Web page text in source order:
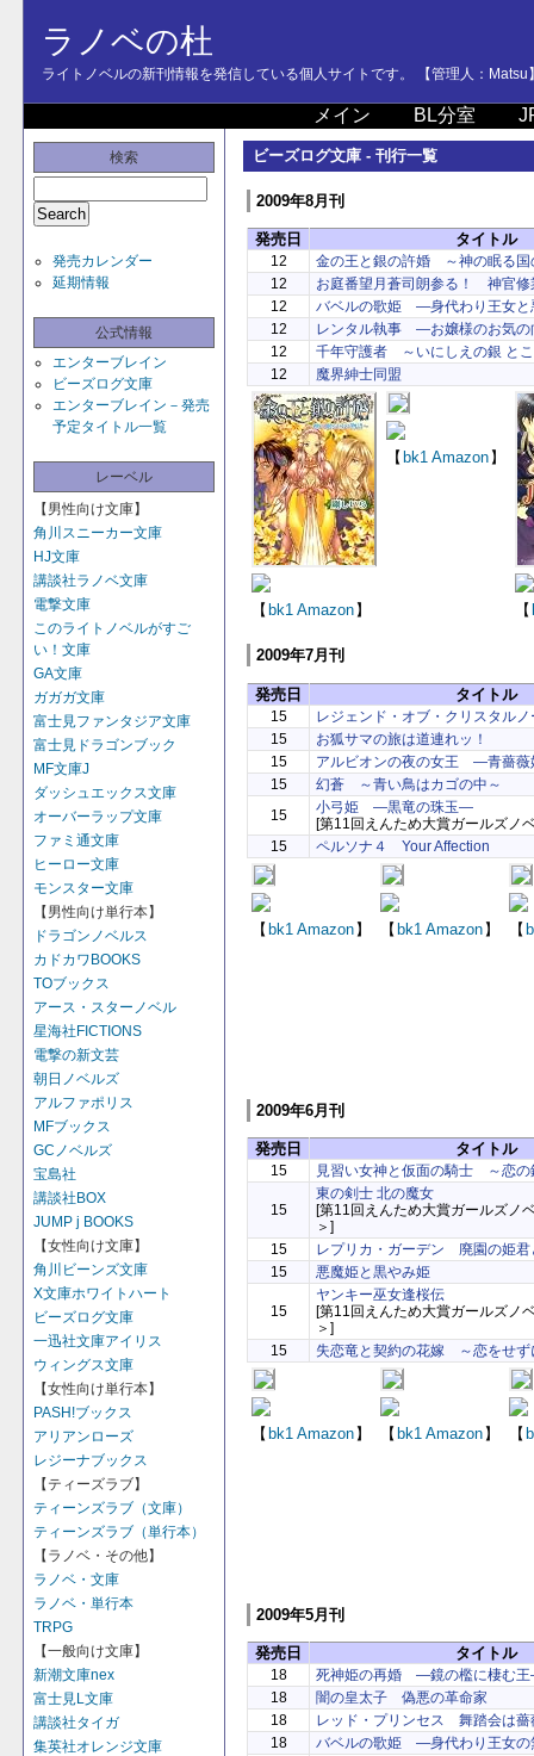
ラノベの杜
ライトノベルの新刊情報を発信している個人サイトです。 【管理人：Matsu
メイン BL分室
検索
発売カレンダー
延期情報
公式情報
エンターブレイン
ビーズログ文庫
エンターブレイン－発売
予定タイトル一覧
レーベル
【男性向け文庫】
角川スニーカー文庫
HJ文庫
講談社ラノベ文庫
電撃文庫
このライトノベルがすご
い！文庫
GA文庫
ガガガ文庫
富士見ファンタジア文庫
富士見ドラゴンブック
MF文庫J
ダッシュエックス文庫
オーバーラップ文庫
ファミ通文庫
ヒーロー文庫
モンスター文庫
【男性向け単行本】
ドラゴンノベルス
カドカワBOOKS
TOブックス
アース・スターノベル
星海社FICTIONS
電撃の新文芸
朝日ノベルズ
アルファポリス
MFブックス
GCノベルズ
宝島社
講談社BOX
JUMP j BOOKS
【女性向け文庫】
角川ビーンズ文庫
X文庫ホワイトハート
ビーズログ文庫
一迅社文庫アイリス
ウィングス文庫
【女性向け単行本】
PASH!ブックス
アリアンローズ
レジーナブックス
【ティーズラブ】
ティーンズラブ（文庫）
ティーンズラブ（単行本）
【ラノベ・その他】
ラノベ・文庫
ラノベ・単行本
TRPG
【一般向け文庫】
新潮文庫nex
富士見L文庫
講談社タイガ
集英社オレンジ文庫
ビーズログ文庫 - 刊行一覧
2009年8月刊
発売日 タイトル
12
金の王と銀の許婚 ～神の眠る国
12
お庭番望月蒼司朗参る！ 神官修
12
バベルの歌姫 ―身代わり王女
12
レンタル執事 ―お嬢様のお気
12
千年守護者 ～いにしえの銀 と
12
魔界紳士同盟
【 bk1 Amazon 】
【 bk1 Amazon 】
【
2009年7月刊
発売日 タイトル
15
レジェンド・オブ・クリスタル
15
お狐サマの旅は道連れッ！
15
アルビオンの夜の女王 ―青薔
15
幻蒼 ～青い鳥はカゴの中～
15
小弓姫 ―黒竜の珠玉―
[第11回えんため大賞ガールズノ
15
ペルソナ４ Your Affection
【bk1 Amazon】 【bk1 Amazon】 【
2009年6月刊
発売日 タイトル
15 見習い女神と仮面の騎士 ～恋の
15
東の剣士 北の魔女
[第11回えんため大賞ガールズノ
＞]
15
レプリカ・ガーデン 廃園の姫君
15
悪魔姫と黒やみ姫
15
ヤンキー巫女逢桜伝
[第11回えんため大賞ガールズノ
＞]
15
失恋竜と契約の花嫁 ～恋をせず
【 bk1 Amazon 】 【 bk1 Amazon 】 【
2009年5月刊
発売日 タイトル
18
死神姫の再婚 ―鏡の檻に棲む
18
闇の皇太子 偽悪の革命家
18
レッド・プリンセス 舞踏会は薔
18
バベルの歌姫 ―身代わり王女の